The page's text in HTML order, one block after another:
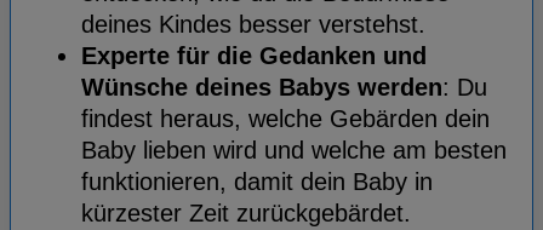
deines Kindes besser verstehst.
Experte für die Gedanken und
Wünsche deines Babys werden: Du
findest heraus, welche Gebärden dein
Baby lieben wird und welche am besten
funktionieren, damit dein Baby in
kürzester Zeit zurückgebärdet.